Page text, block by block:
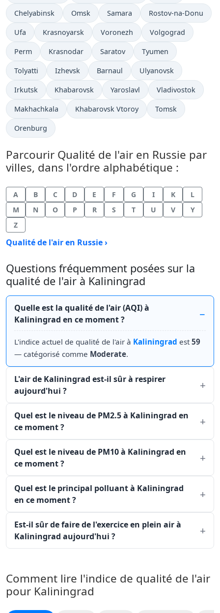
Chelyabinsk Omsk Samara Rostov-na-Donu
Ufa Krasnoyarsk Voronezh Volgograd
Perm Krasnodar Saratov Tyumen
Tolyatti Izhevsk Barnaul Ulyanovsk
Irkutsk Khabarovsk Yaroslavl Vladivostok
Makhachkala Khabarovsk Vtoroy Tomsk
Orenburg
Parcourir Qualité de l'air en Russie par
villes, dans l'ordre alphabétique :
A B C D E F G I K
L
M
N O P R S T U V
Y
Z
Qualité de l'air en Russie ›
Questions fréquemment posées sur la
qualité de l'air à Kaliningrad
Quelle est la qualité de l'air (AQI) à
Kaliningrad en ce moment ?
L'indice actuel de qualité de l'air à Kaliningrad est59
— catégorisé comme Moderate.
L'air de Kaliningrad est-il sûr à respirer
aujourd'hui ?
Quel est le niveau de PM2.5 à Kaliningrad en
ce moment ?
Quel est le niveau de PM10 à Kaliningrad en
ce moment ?
Quel est le principal polluant à Kaliningrad
en ce moment ?
Est-il sûr de faire de l'exercice en plein air à
Kaliningrad aujourd'hui ?
Comment lire l'indice de qualité de l'air
pour Kaliningrad